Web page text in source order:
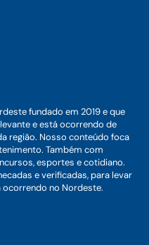
fundado em 2019 e que
e está ocorrendo de
região. Nosso conteúdo foca
Também com
esportes e cotidiano.
e verificadas, para levar
no Nordeste.